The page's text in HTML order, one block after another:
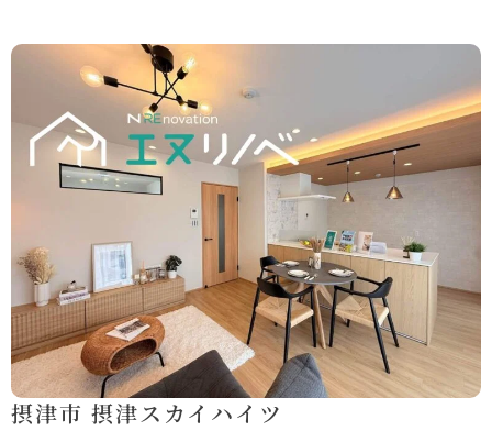
摂津市 摂津スカイハイツ